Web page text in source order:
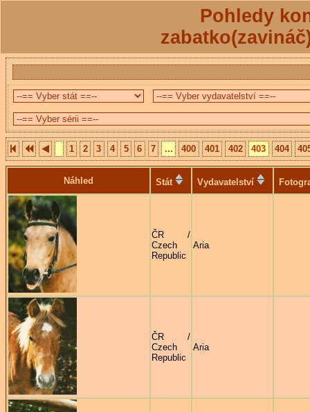
Pohledy
1 2 3 4 5 6 7 ... 400 401 402 403 404
Náhled Stát Vydavatelství
ČR /
Czech
Republic
Aria
ČR /
Czech
Republic
Aria